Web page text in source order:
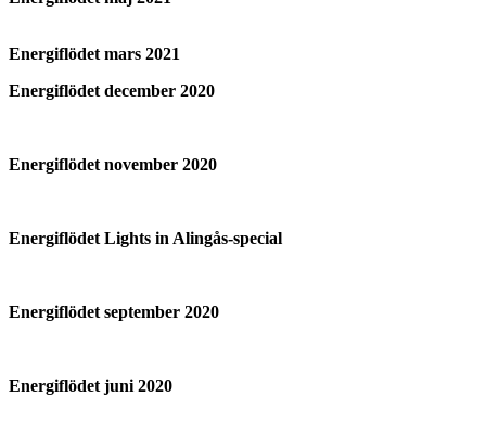
Energiflödet mars 2021
Energiflödet december 2020
Energiflödet november 2020
Energiflödet Lights in Alingås-special
Energiflödet september 2020
Energiflödet juni 2020